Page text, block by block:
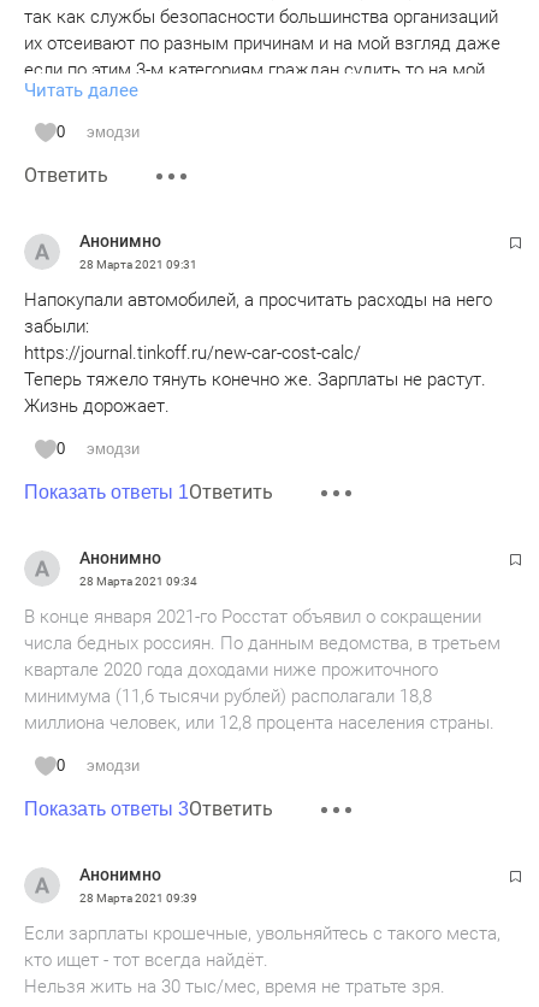
так как службы безопасности большинства организаций
их отсеивают по разным причинам и на мой взгляд даже
если по этим 3-м категориям граждан судить то на мой
взгляд большинство из них больше как я предполагаю 40
миллионов человек.Кроме недостатка или нехватки
денежных средств у большинства из них на мой взгляд
даже образно говоря смысла жизни нет по большому
доживают оставшиеся им образно говоря годы.Для себя
лично большинство из них образно говоря
такой жизни и большинство из них уйдет в мир иной уже
нафсегда.
Читать далее
0 эмодзи
Ответить
Анонимно
28 Марта 2021 09:31
Напокупали автомобилей, а просчитать расходы на него
забыли:
https://journal.tinkoff.ru/new-car-cost-calc/
Теперь тяжело тянуть конечно же. Зарплаты не растут.
Жизнь дорожает.
0 эмодзи
Показать ответы 1Ответить
Анонимно
28 Марта 2021 09:34
В конце января 2021-го Росстат объявил о сокращении
числа бедных россиян. По данным ведомства, в третьем
квартале 2020 года доходами ниже прожиточного
минимума (11,6 тысячи рублей) располагали 18,8
миллиона человек, или 12,8 процента населения страны.
0 эмодзи
Показать ответы 3Ответить
Анонимно
28 Марта 2021 09:39
Если зарплаты крошечные, увольняйтесь с такого места,
кто ищет - тот всегда найдёт.
Нельзя жить на 30 тыс/мес, время не тратьте зря.